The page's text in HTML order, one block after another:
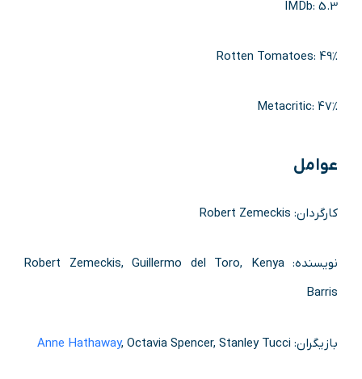
IMDb: 5.3
Rotten Tomatoes: 49%
Metacritic: 47%
عوامل
کارگردان: Robert Zemeckis
نویسنده: Robert Zemeckis, Guillermo del Toro, Kenya
Barris
بازیگران: Anne Hathaway, Octavia Spencer, Stanley Tucci